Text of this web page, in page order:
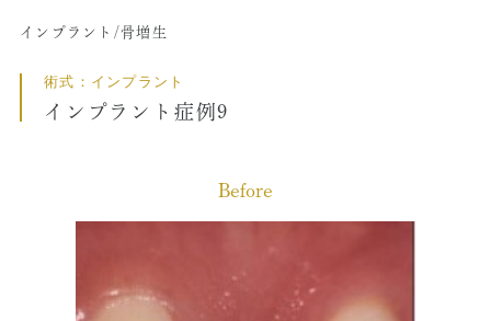
トップ
クリニック紹介
コンセプト
番町オフィス
新しい審美歯科
こんな症状が出たら
インプラント/骨増生
術式：インプラント
インプラント症例9
Before